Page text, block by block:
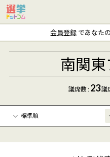
会員登録 であなた
南関東
議席数 : 23議
年齢 〜